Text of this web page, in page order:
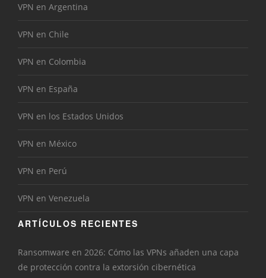
VPN en Argentina
VPN en Chile
VPN en Colombia
VPN en España
VPN en los Estados Unidos
VPN en México
VPN en Perú
VPN en Venezuela
ARTÍCULOS RECIENTES
Ransomware en 2026: Cómo las VPNs añaden una capa
de protección contra la extorsión cibernética